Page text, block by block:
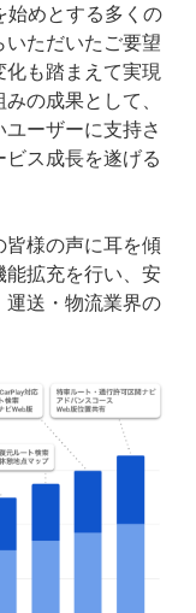
始めとする多くの
ただいたご要望
化も踏まえて実現
の成果として、
ーザーに支持さ
ス成長を遂げる
様の声に耳を傾
能拡充を行い、安
送・物流業界の